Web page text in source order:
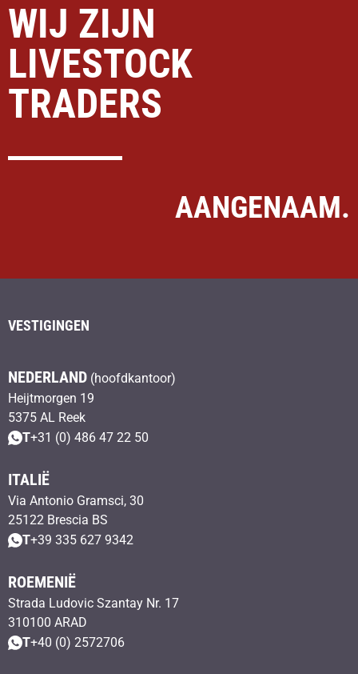
WIJ ZIJN
LIVESTOCK
TRADERS
AANGENAAM.
VESTIGINGEN
NEDERLAND (hoofdkantoor)
Heijtmorgen 19
5375 AL Reek
T+31 (0) 486 47 22 50
ITALIË
Via Antonio Gramsci, 30
25122 Brescia BS
T+39 335 627 9342
ROEMENIË
Strada Ludovic Szantay Nr. 17
310100 ARAD
T+40 (0) 2572706